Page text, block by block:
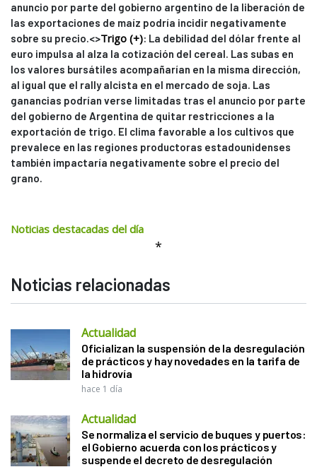
anuncio por parte del gobierno argentino de la liberación de
las exportaciones de maíz podría incidir negativamente
sobre su precio.<>Trigo (+): La debilidad del dólar frente al
euro impulsa al alza la cotización del cereal. Las subas en
los valores bursátiles acompañarían en la misma dirección,
al igual que el rally alcista en el mercado de soja. Las
ganancias podrían verse limitadas tras el anuncio por parte
del gobierno de Argentina de quitar restricciones a la
exportación de trigo. El clima favorable a los cultivos que
prevalece en las regiones productoras estadounidenses
también impactaría negativamente sobre el precio del
grano.
Noticias destacadas del día
*
Noticias relacionadas
Actualidad
Oficializan la suspensión de la desregulación
de prácticos y hay novedades en la tarifa de
la hidrovía
hace 1 día
Actualidad
Se normaliza el servicio de buques y puertos:
el Gobierno acuerda con los prácticos y
suspende el decreto de desregulación